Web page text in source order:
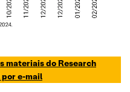
materiais do Research
e-mail